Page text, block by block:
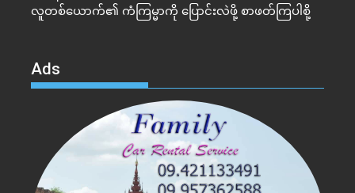
လူတစ်ယောက်၏ ကံကြမ္မာကို ပြောင်းလဲဖို့ စာဖတ်ကြပါစို့
Ads